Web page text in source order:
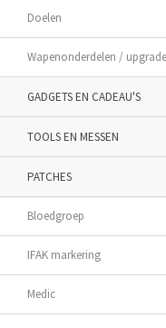
Doelen
Wapenonderdelen /
GADGETS EN CADEAU'S
TOOLS EN MESSEN
PATCHES
Bloedgroep
IFAK markering
Medic